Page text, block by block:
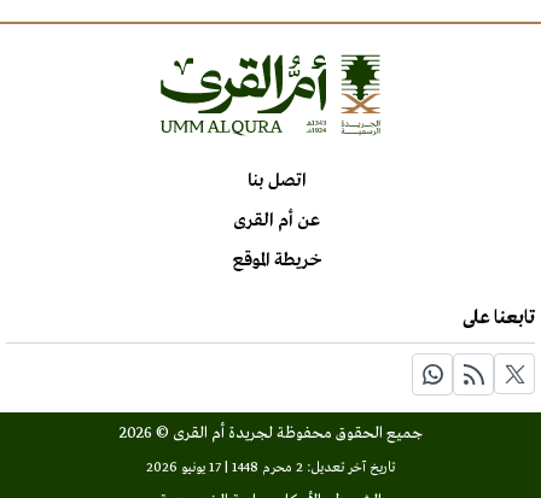
اتصل بنا
عن أم القرى
خريطة الموقع
تابعنا على
جميع الحقوق محفوظة لجريدة أم القرى © 2026
تاريخ آخر تعديل: 2 محرم 1448 | 17 يونيو 2026